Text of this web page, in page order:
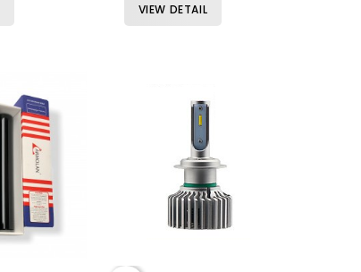
VIEW DETAIL